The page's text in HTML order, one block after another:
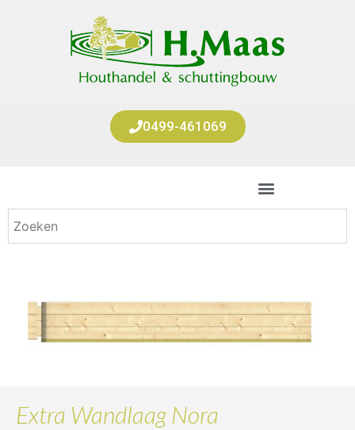
0499-461069
Extra Wandlaag Nora